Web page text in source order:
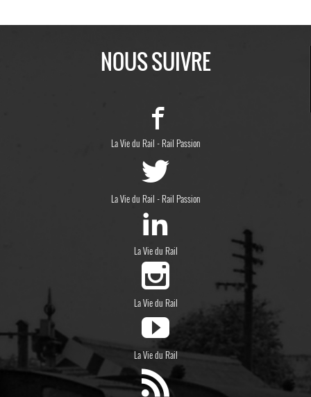
NOUS SUIVRE
La Vie du Rail - Rail Passion
La Vie du Rail - Rail Passion
La Vie du Rail
La Vie du Rail
La Vie du Rail